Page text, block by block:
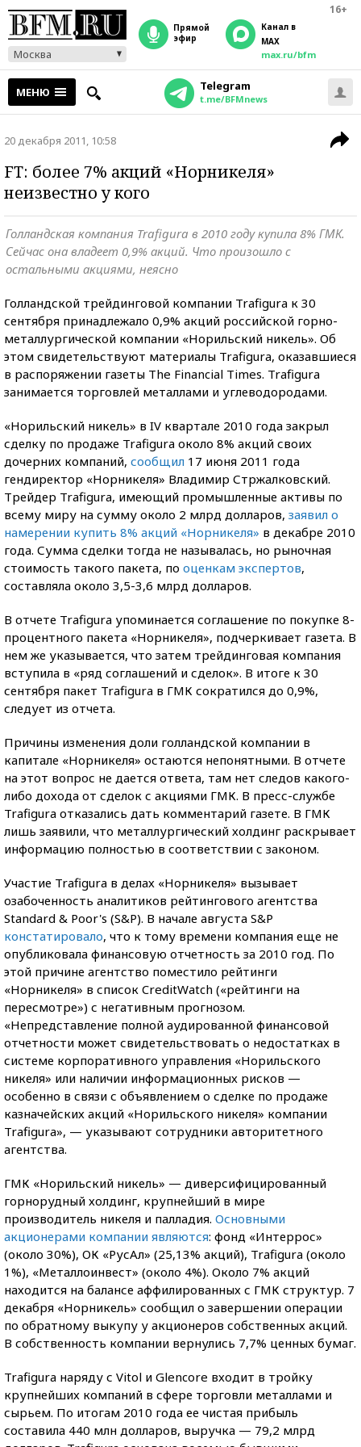
16+
Москва
прямой
эфир
Канал в
MAX
max.ru/bfm
МЕНЮ Telegram
t.me/BFMnews
20 декабря 2011, 10:58
FT: более 7% акций «Норникеля»
неизвестно у кого
Голландская компания Trafigura в 2010 году купила 8% ГМК.
Сейчас она владеет 0,9% акций. Что произошло с
остальными акциями, неясно
Голландской трейдинговой компании Trafigura к 30
сентября принадлежало 0,9% акций российской горно-
металлургической компании «Норильский никель». Об
этом свидетельствуют материалы Trafigura, оказавшиеся
в распоряжении газеты The Financial Times. Trafigura
занимается торговлей металлами и углеводородами.
«Норильский никель» в IV квартале 2010 года закрыл
сделку по продаже Trafigura около 8% акций своих
дочерних компаний, сообщил 17 июня 2011 года
гендиректор «Норникеля» Владимир Стржалковский.
Трейдер Trafigura, имеющий промышленные активы по
всему миру на сумму около 2 млрд долларов, заявил о
намерении купить 8% акций «Норникеля» в декабре 2010
года. Сумма сделки тогда не называлась, но рыночная
стоимость такого пакета, по оценкам экспертов,
составляла около 3,5-3,6 млрд долларов.
В отчете Trafigura упоминается соглашение по покупке 8-
процентного пакета «Норникеля», подчеркивает газета. В
нем же указывается, что затем трейдинговая компания
вступила в «ряд соглашений и сделок». В итоге к 30
сентября пакет Trafigura в ГМК сократился до 0,9%,
следует из отчета.
Причины изменения доли голландской компании в
капитале «Норникеля» остаются непонятными. В отчете
на этот вопрос не дается ответа, там нет следов какого-
либо дохода от сделок с акциями ГМК. В пресс-службе
Trafigura отказались дать комментарий газете. В ГМК
лишь заявили, что металлургический холдинг раскрывает
информацию полностью в соответствии с законом.
Участие Trafigura в делах «Норникеля» вызывает
озабоченность аналитиков рейтингового агентства
Standard & Poor's (S&P). В начале августа S&P
констатировало, что к тому времени компания еще не
опубликовала финансовую отчетность за 2010 год. По
этой причине агентство поместило рейтинги
«Норникеля» в список CreditWatch («рейтинги на
пересмотре») с негативным прогнозом.
«Непредставление полной аудированной финансовой
отчетности может свидетельствовать о недостатках в
системе корпоративного управления «Норильского
никеля» или наличии информационных рисков —
особенно в связи с объявлением о сделке по продаже
казначейских акций «Норильского никеля» компании
Trafigura», — указывают сотрудники авторитетного
агентства.
ГМК «Норильский никель» — диверсифицированный
горнорудный холдинг, крупнейший в мире
производитель никеля и палладия. Основными
акционерами компании являются: фонд «Интеррос»
(около 30%), ОК «РусАл» (25,13% акций), Trafigura (около
1%), «Металлоинвест» (около 4%). Около 7% акций
находится на балансе аффилированных с ГМК структур. 7
декабря «Норникель» сообщил о завершении операции
по обратному выкупу у акционеров собственных акций.
В собственность компании вернулись 7,7% ценных бумаг.
Trafigura наряду с Vitol и Glencore входит в тройку
крупнейших компаний в сфере торговли металлами и
сырьем. По итогам 2010 года ее чистая прибыль
составила 440 млн долларов, выручка — 79,2 млрд